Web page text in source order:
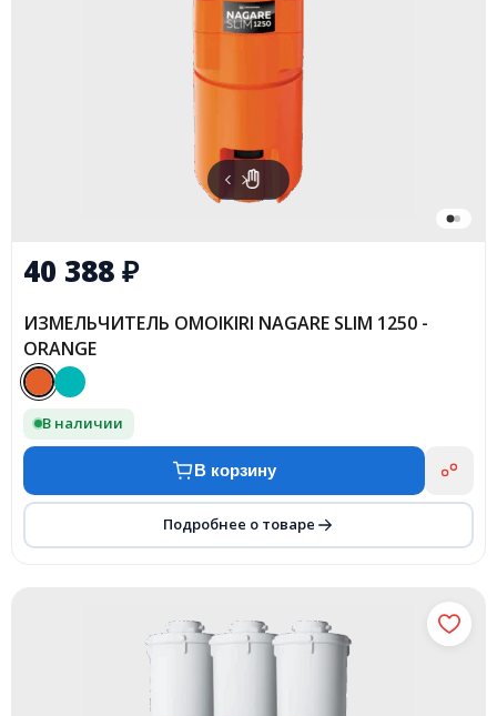
40 388₽
ИЗМЕЛЬЧИТЕЛЬ OMOIKIRI NAGARE SLIM 1250 -
ORANGE
В наличии
В корзину
Подробнее о товаре